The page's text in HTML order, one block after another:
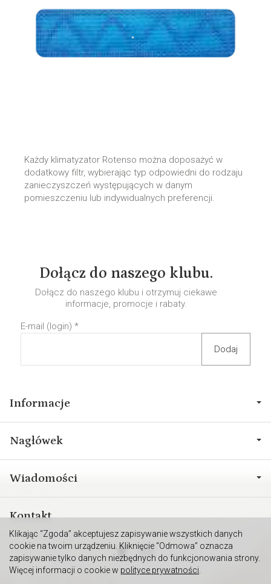
Każdy klimatyzator Rotenso można doposażyć w
dodatkowy filtr, wybierając typ odpowiedni do rodzaju
zanieczyszczeń występujących w danym
pomieszczeniu lub indywidualnych preferencji.
Dołącz do naszego klubu.
Dołącz do naszego klubu i otrzymuj ciekawe
informacje, promocje i rabaty.
E-mail (login) *
Informacje
Nagłówek
Wiadomości
Kontakt
Klikając “Zgoda” akceptujesz zapisywanie wszystkich danych
cookie na twoim urządzeniu. Kliknięcie “Odmowa” oznacza
zapisywanie tylko danych niezbędnych do funkcjonowania strony.
Więcej informacji o cookie w polityce prywatności